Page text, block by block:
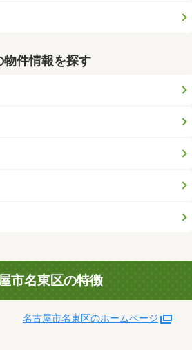
物件情報を探す
市名東区の特徴
名古屋市名東区のホームページ